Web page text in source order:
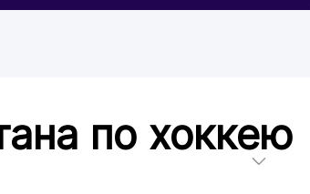
по хоккею